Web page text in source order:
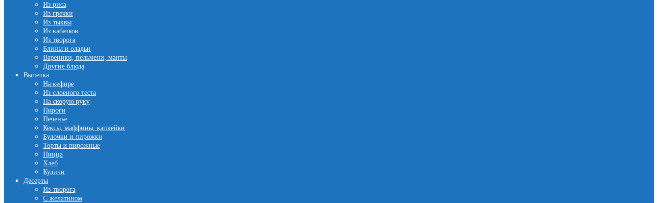
Из риса
Из гречки
Из тыквы
Из кабачков
Из творога
Блины и оладьи
Вареники, пельмени, манты
Другие блюда
Выпечка
На кефире
Из слоеного теста
На скорую руку
Пироги
Печенье
Кексы, маффины, капкейки
Булочки и пирожки
Торты и пирожные
Пицца
Хлеб
Куличи
Десерты
Из творога
С желатином